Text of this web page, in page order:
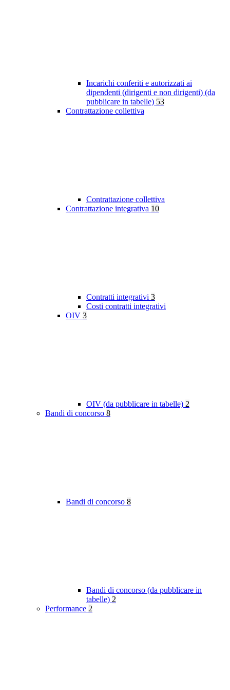
Incarichi conferiti e autorizzati ai
dipendenti (dirigenti e non dirigenti) (da
pubblicare in tabelle) 53
Contrattazione collettiva
Contrattazione collettiva
Contrattazione integrativa 10
Contratti integrativi 3
Costi contratti integrativi
OIV 3
OIV (da pubblicare in tabelle) 2
Bandi di concorso 8
Bandi di concorso 8
Bandi di concorso (da pubblicare in
tabelle) 2
Performance 2